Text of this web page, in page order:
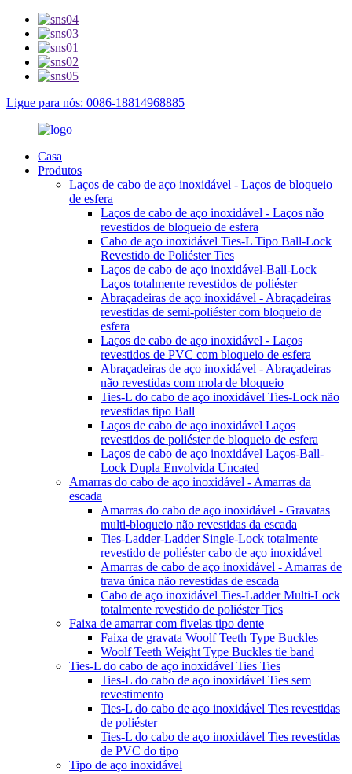
Ligue para nós: 0086-18814968885
Casa
Produtos
Laços de cabo de aço inoxidável - Laços de bloqueio
de esfera
Laços de cabo de aço inoxidável - Laços não
revestidos de bloqueio de esfera
Cabo de aço inoxidável Ties-L Tipo Ball-Lock
Revestido de Poliéster Ties
Laços de cabo de aço inoxidável-Ball-Lock
Laços totalmente revestidos de poliéster
Abraçadeiras de aço inoxidável - Abraçadeiras
revestidas de semi-poliéster com bloqueio de
esfera
Laços de cabo de aço inoxidável - Laços
revestidos de PVC com bloqueio de esfera
Abraçadeiras de aço inoxidável - Abraçadeiras
não revestidas com mola de bloqueio
Ties-L do cabo de aço inoxidável Ties-Lock não
revestidas tipo Ball
Laços de cabo de aço inoxidável Laços
revestidos de poliéster de bloqueio de esfera
Laços de cabo de aço inoxidável Laços-Ball-
Lock Dupla Envolvida Uncated
Amarras do cabo de aço inoxidável - Amarras da
escada
Amarras do cabo de aço inoxidável - Gravatas
multi-bloqueio não revestidas da escada
Ties-Ladder-Ladder Single-Lock totalmente
revestido de poliéster cabo de aço inoxidável
Amarras de cabo de aço inoxidável - Amarras de
trava única não revestidas de escada
Cabo de aço inoxidável Ties-Ladder Multi-Lock
totalmente revestido de poliéster Ties
Faixa de amarrar com fivelas tipo dente
Faixa de gravata Woolf Teeth Type Buckles
Woolf Teeth Weight Type Buckles tie band
Ties-L do cabo de aço inoxidável Ties Ties
Ties-L do cabo de aço inoxidável Ties sem
revestimento
Ties-L do cabo de aço inoxidável Ties revestidas
de poliéster
Ties-L do cabo de aço inoxidável Ties revestidas
de PVC do tipo
Tipo de aço inoxidável